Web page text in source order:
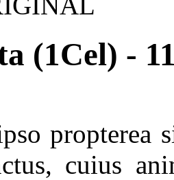
(1Cel) -
propterea
cuius